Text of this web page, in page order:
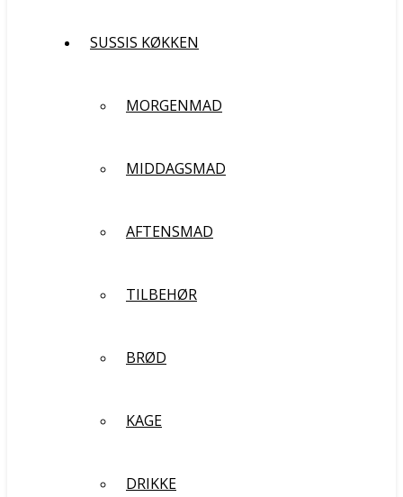
SUSSIS KØKKEN
MORGENMAD
MIDDAGSMAD
AFTENSMAD
TILBEHØR
BRØD
KAGE
DRIKKE